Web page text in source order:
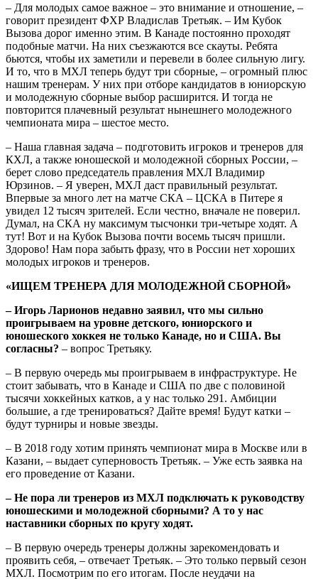
– Для молодых самое важное – это внимание и отношение, –
говорит президент ФХР Владислав Третьяк. – Им Кубок
Вызова дорог именно этим. В Канаде постоянно проходят
подобные матчи. На них съезжаются все скауты. Ребята
бьются, чтобы их заметили и перевели в более сильную лигу.
И то, что в МХЛ теперь будут три сборные, – огромный плюс
нашим тренерам. У них при отборе кандидатов в юниорскую
и молодежную сборные выбор расширится. И тогда не
повторится плачевный результат нынешнего молодежного
чемпионата мира – шестое место.
– Наша главная задача – подготовить игроков и тренеров для
КХЛ, а также юношеской и молодежной сборных России, –
берет слово председатель правления МХЛ Владимир
Юрзинов. – Я уверен, МХЛ даст правильный результат.
Впервые за много лет на матче СКА – ЦСКА в Питере я
увидел 12 тысяч зрителей. Если честно, вначале не поверил.
Думал, на СКА ну максимум тысчонки три-четыре ходят. А
тут! Вот и на Кубок Вызова почти восемь тысяч пришли.
Здорово! Нам пора забыть фразу, что в России нет хороших
молодых игроков и тренеров.
«ИЩЕМ ТРЕНЕРА ДЛЯ МОЛОДЕЖНОЙ СБОРНОЙ»
– Игорь Ларионов недавно заявил, что мы сильно
проигрываем на уровне детского, юниорского и
юношеского хоккея не только Канаде, но и США. Вы
согласны? – вопрос Третьяку.
– В первую очередь мы проигрываем в инфраструктуре. Не
стоит забывать, что в Канаде и США по две с половиной
тысячи хоккейных катков, а у нас только 291. Амбиции
большие, а где тренироваться? Дайте время! Будут катки –
будут турниры и новые звезды.
– В 2018 году хотим принять чемпионат мира в Москве или в
Казани, – выдает суперновость Третьяк. – Уже есть заявка на
его проведение от Казани.
– Не пора ли тренеров из МХЛ подключать к руководству
юношескими и молодежной сборными? А то у нас
наставники сборных по кругу ходят.
– В первую очередь тренеры должны зарекомендовать и
проявить себя, – отвечает Третьяк. – Это только первый сезон
МХЛ. Посмотрим по его итогам. После неудачи на